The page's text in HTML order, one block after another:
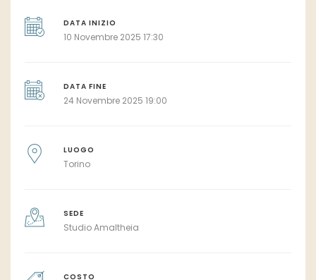
DATA INIZIO
10 Novembre 2025 17:30
DATA FINE
24 Novembre 2025 19:00
LUOGO
Torino
SEDE
Studio Amaltheia
COSTO